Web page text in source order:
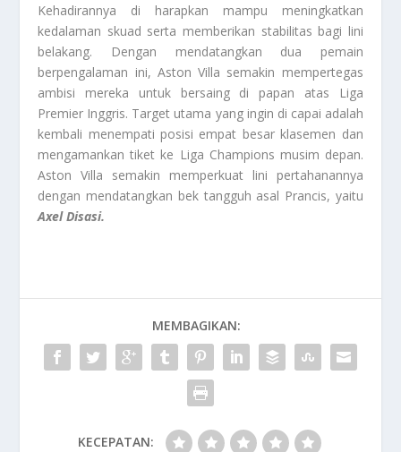
Kehadirannya di harapkan mampu meningkatkan
kedalaman skuad serta memberikan stabilitas bagi lini
belakang. Dengan mendatangkan dua pemain
berpengalaman ini, Aston Villa semakin mempertegas
ambisi mereka untuk bersaing di papan atas Liga
Premier Inggris. Target utama yang ingin di capai adalah
kembali menempati posisi empat besar klasemen dan
mengamankan tiket ke Liga Champions musim depan.
Aston Villa semakin memperkuat lini pertahanannya
dengan mendatangkan bek tangguh asal Prancis, yaitu
Axel Disasi.
MEMBAGIKAN:
KECEPATAN: